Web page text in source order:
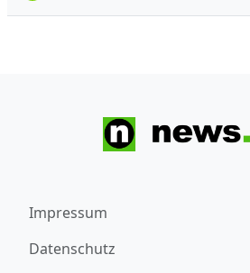
Impressum
Datenschutz